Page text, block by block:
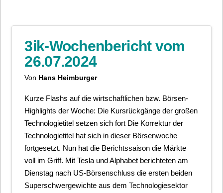
3ik-Wochenbericht vom
26.07.2024
Von Hans Heimburger
Kurze Flashs auf die wirtschaftlichen bzw. Börsen-
Highlights der Woche: Die Kursrückgänge der großen
Technologietitel setzen sich fort Die Korrektur der
Technologietitel hat sich in dieser Börsenwoche
fortgesetzt. Nun hat die Berichtssaison die Märkte
voll im Griff. Mit Tesla und Alphabet berichteten am
Dienstag nach US-Börsenschluss die ersten beiden
Superschwergewichte aus dem Technologiesektor